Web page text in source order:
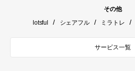
その他
lotsful
/ シェアフル / ミラトレ /
サービス一覧